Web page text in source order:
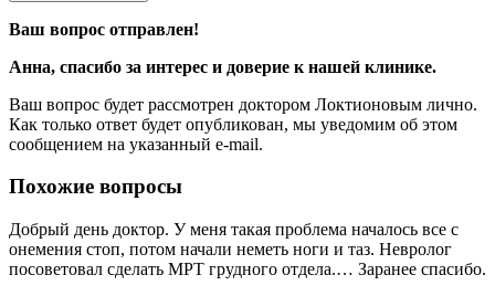
Ваш вопрос отправлен!
Анна, спасибо за интерес и доверие к нашей клинике.
Ваш вопрос будет рассмотрен доктором Локтионовым лично.
Как только ответ будет опубликован, мы уведомим об этом
сообщением на указанный e-mail.
Похожие вопросы
Добрый день доктор. У меня такая проблема началось все с
онемения стоп, потом начали неметь ноги и таз. Невролог
посоветовал сделать МРТ грудного отдела.… Заранее спасибо.